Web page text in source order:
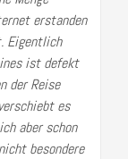
erstanden
Eigentlich
ist defekt
der Reise
es
aber schon
besondere